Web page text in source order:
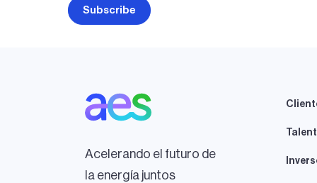
Acelerando el futuro de
la energía juntos